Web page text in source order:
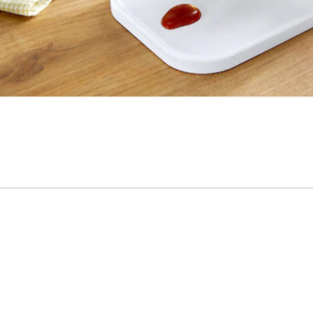
3 redenen voor
“Huis & Comfort”
Gratis kopen op rekening